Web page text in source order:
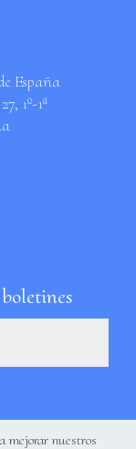
España
1º-1ª
mejorar nuestros